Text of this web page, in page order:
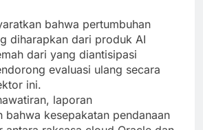
bahwa pertumbuhan
diharapkan dari produk AI
dari yang diantisipasi
evaluasi ulang secara
ini.
laporan
bahwa kesepakatan pendanaan